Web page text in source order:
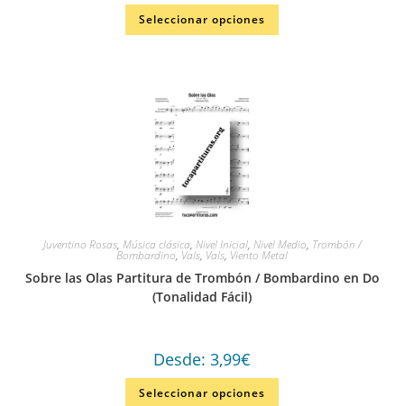
Seleccionar opciones
Juventino Rosas, Música clásica, Nivel Inicial, Nivel Medio, Trombón /
Bombardino, Vals, Vals, Viento Metal
Sobre las Olas Partitura de Trombón / Bombardino en Do
(Tonalidad Fácil)
Desde: 3,99€
Seleccionar opciones